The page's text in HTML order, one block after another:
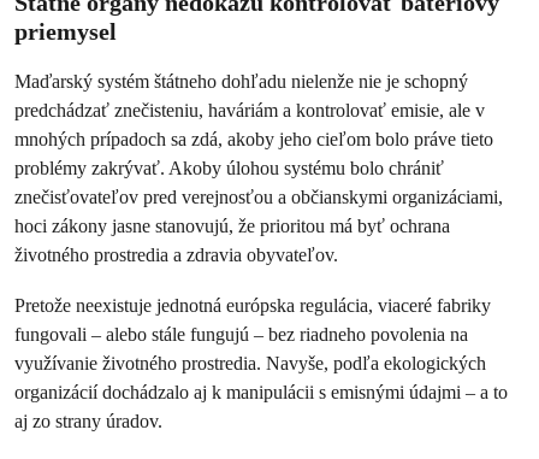
priemysel
Maďarský systém štátneho dohľadu nielenže nie je schopný
predchádzať znečisteniu, haváriám a kontrolovať emisie, ale v
mnohých prípadoch sa zdá, akoby jeho cieľom bolo práve tieto
problémy zakrývať. Akoby úlohou systému bolo chrániť
znečisťovateľov pred verejnosťou a občianskymi organizáciami,
hoci zákony jasne stanovujú, že prioritou má byť ochrana
životného prostredia a zdravia obyvateľov.
Pretože neexistuje jednotná európska regulácia, viaceré fabriky
fungovali – alebo stále fungujú – bez riadneho povolenia na
využívanie životného prostredia. Navyše, podľa ekologických
organizácií dochádzalo aj k manipulácii s emisnými údajmi – a to
aj zo strany úradov.